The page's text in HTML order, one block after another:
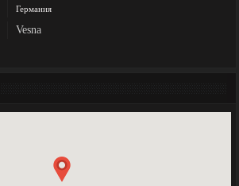
Германия
Vesna